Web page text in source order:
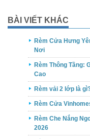
BÀI VIẾT KHÁC
Rèm Cửa Hưng
Nơi
Rèm Thông Tầng:
Cao
Rèm vải 2 lớp là
Rèm Cửa
Rèm Che Nắng
2026